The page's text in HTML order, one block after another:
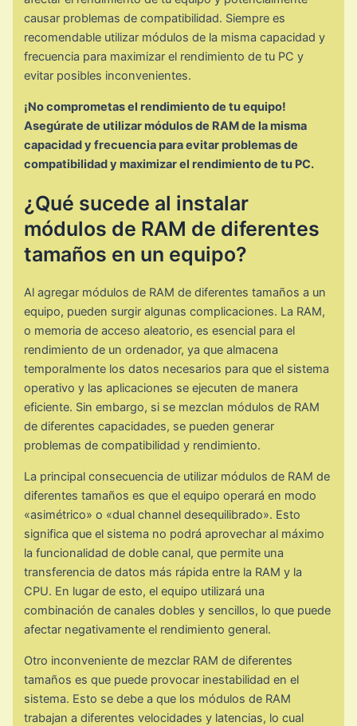
causar problemas de compatibilidad. Siempre es
recomendable utilizar módulos de la misma capacidad y
frecuencia para maximizar el rendimiento de tu PC y
evitar posibles inconvenientes.
¡No comprometas el rendimiento de tu equipo!
Asegúrate de utilizar módulos de RAM de la misma
capacidad y frecuencia para evitar problemas de
compatibilidad y maximizar el rendimiento de tu PC.
¿Qué sucede al instalar
módulos de RAM de diferentes
tamaños en un equipo?
Al agregar módulos de RAM de diferentes tamaños a un
equipo, pueden surgir algunas complicaciones. La RAM,
o memoria de acceso aleatorio, es esencial para el
rendimiento de un ordenador, ya que almacena
temporalmente los datos necesarios para que el sistema
operativo y las aplicaciones se ejecuten de manera
eficiente. Sin embargo, si se mezclan módulos de RAM
de diferentes capacidades, se pueden generar
problemas de compatibilidad y rendimiento.
La principal consecuencia de utilizar módulos de RAM de
diferentes tamaños es que el equipo operará en modo
«asimétrico» o «dual channel desequilibrado». Esto
significa que el sistema no podrá aprovechar al máximo
la funcionalidad de doble canal, que permite una
transferencia de datos más rápida entre la RAM y la
CPU. En lugar de esto, el equipo utilizará una
combinación de canales dobles y sencillos, lo que puede
afectar negativamente el rendimiento general.
Otro inconveniente de mezclar RAM de diferentes
tamaños es que puede provocar inestabilidad en el
sistema. Esto se debe a que los módulos de RAM
trabajan a diferentes velocidades y latencias, lo cual